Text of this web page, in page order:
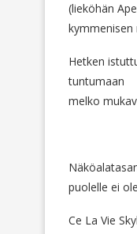
(lieköhän
Hetken
tuntumaan
melko
puolelle ei
Ce La Vie